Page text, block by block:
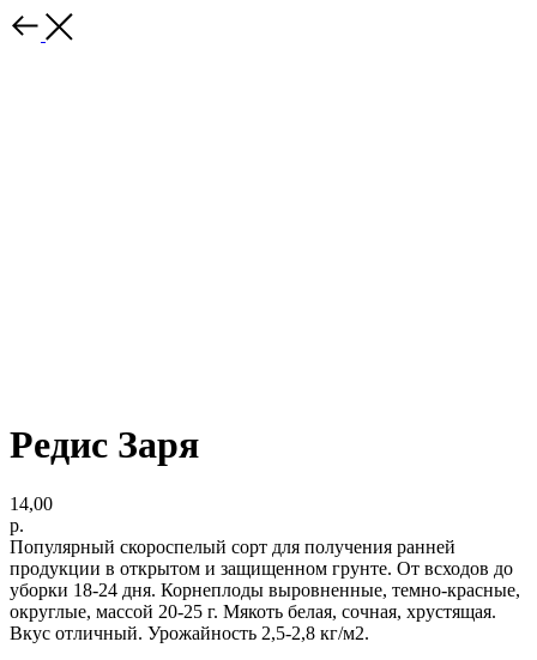
Редис Заря
14,00
р.
Популярный скороспелый сорт для получения ранней
продукции в открытом и защищенном грунте. От всходов до
уборки 18-24 дня. Корнеплоды выровненные, темно-красные,
округлые, массой 20-25 г. Мякоть белая, сочная, хрустящая.
Вкус отличный. Урожайность 2,5-2,8 кг/м2.